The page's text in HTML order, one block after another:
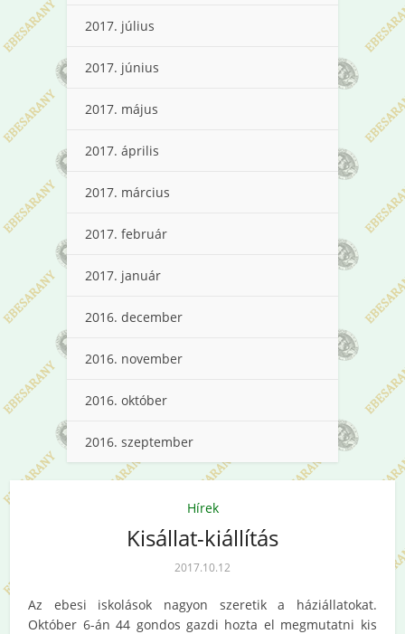
2017. július
2017. június
2017. május
2017. április
2017. március
2017. február
2017. január
2016. december
2016. november
2016. október
2016. szeptember
Hírek
Kisállat-kiállítás
2017.10.12
Az ebesi iskolások nagyon szeretik a háziállatokat.
Október 6-án 44 gondos gazdi hozta el megmutatni kis